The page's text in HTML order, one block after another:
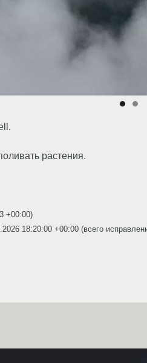
растения.
+00:00)
18:20:00 +00:00 (всего